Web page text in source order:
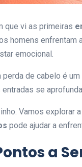
que vi as primeiras
homens enfrentam
emocional.
perda de cabelo é
se
Vamos explorar
pode ajudar a
a